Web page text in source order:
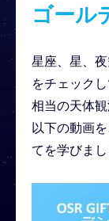
ゴール
星座、星、
をチェック
相当の天体
以下の動画
てを学びまし